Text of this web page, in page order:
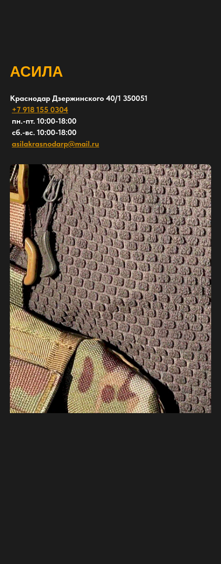
АСИЛА
Краснодар​ Дзержинского 40/1 350051
+7 918 155 0304
пн.-пт. 10:00-18:00
сб.-вс. 10:00-18:00
asilakrasnodarp@mail.ru